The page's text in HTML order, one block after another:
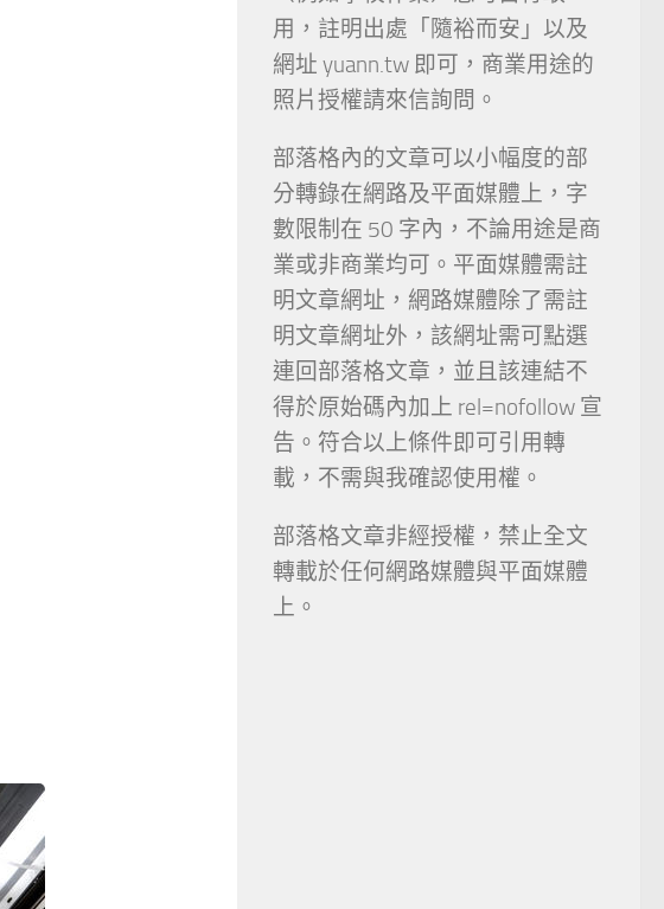
用，註明出處「隨裕而安」以及
網址 yuann.tw 即可，商業用途的
照片授權請來信詢問。
部落格內的文章可以小幅度的部
分轉錄在網路及平面媒體上，字
數限制在 50 字內，不論用途是商
業或非商業均可。平面媒體需註
明文章網址，網路媒體除了需註
明文章網址外，該網址需可點選
連回部落格文章，並且該連結不
得於原始碼內加上 rel=nofollow 宣
告。符合以上條件即可引用轉
載，不需與我確認使用權。
部落格文章非經授權，禁止全文
轉載於任何網路媒體與平面媒體
上。